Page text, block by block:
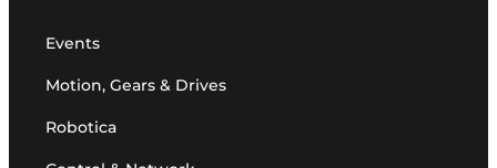
Events
Motion, Gears & Drives
Robotica